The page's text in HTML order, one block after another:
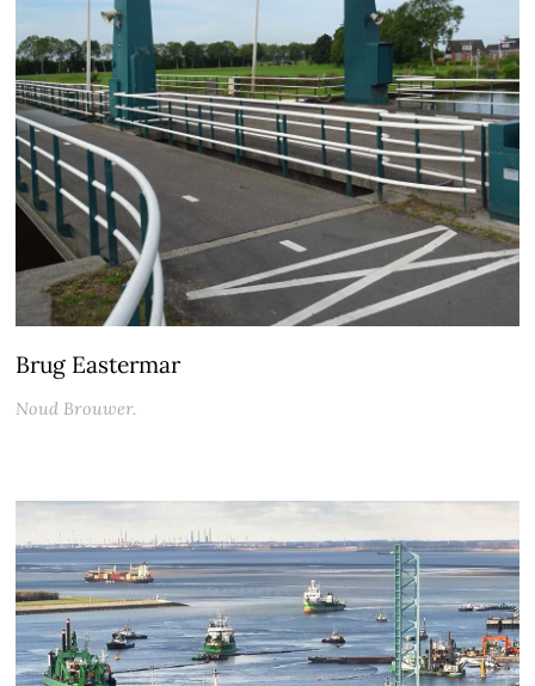
Brug Eastermar
Noud Brouwer.